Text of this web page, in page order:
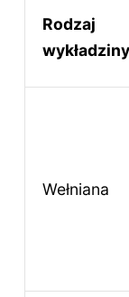
Rodzaj
wykładziny
Wełniana